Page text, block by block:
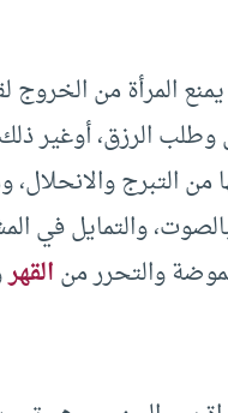
يمنع المرأة من
وطلب الرزق، أوغير
التبرج والانحلال،
والتمايل في
والتحرر منالقهر